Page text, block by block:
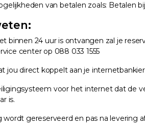
van betalen zoals: Betalen
binnen 24 uur is ontvangen zal je
center op 088 033 1555
jou direct koppelt aan je
voor het internet dat de
is.
wordt gereserveerd en pas na levering